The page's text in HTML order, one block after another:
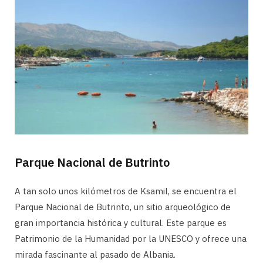
Parque Nacional de Butrinto
A tan solo unos kilómetros de Ksamil, se encuentra el
Parque Nacional de Butrinto, un sitio arqueológico de
gran importancia histórica y cultural. Este parque es
Patrimonio de la Humanidad por la UNESCO y ofrece una
mirada fascinante al pasado de Albania.